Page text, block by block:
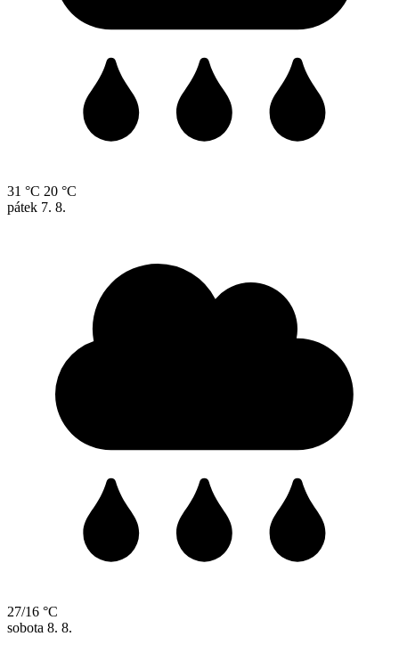
31 °C 20 °C
pátek 7. 8.
27/16 °C
sobota 8. 8.